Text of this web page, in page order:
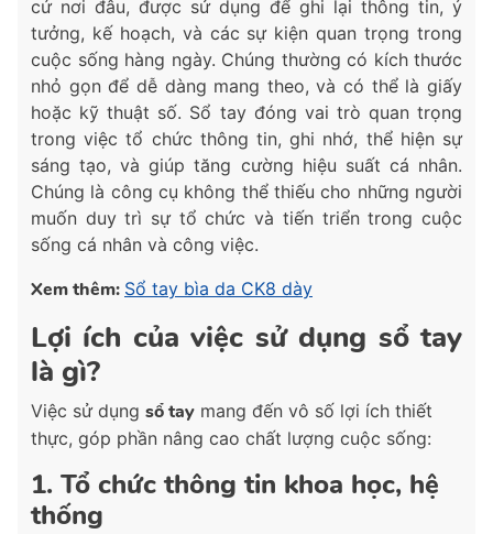
cứ nơi đâu, được sử dụng để ghi lại thông tin, ý
tưởng, kế hoạch, và các sự kiện quan trọng trong
cuộc sống hàng ngày. Chúng thường có kích thước
nhỏ gọn để dễ dàng mang theo, và có thể là giấy
hoặc kỹ thuật số. Sổ tay đóng vai trò quan trọng
trong việc tổ chức thông tin, ghi nhớ, thể hiện sự
sáng tạo, và giúp tăng cường hiệu suất cá nhân.
Chúng là công cụ không thể thiếu cho những người
muốn duy trì sự tổ chức và tiến triển trong cuộc
sống cá nhân và công việc.
Xem thêm: Sổ tay bìa da CK8 dày
Lợi ích của việc sử dụng sổ tay
là gì?
Việc sử dụng sổ tay mang đến vô số lợi ích thiết
thực, góp phần nâng cao chất lượng cuộc sống:
1. Tổ chức thông tin khoa học, hệ
thống